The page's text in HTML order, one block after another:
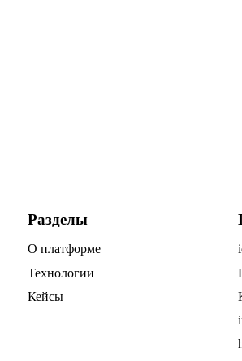
Разделы
О платформе
Технологии
Кейсы